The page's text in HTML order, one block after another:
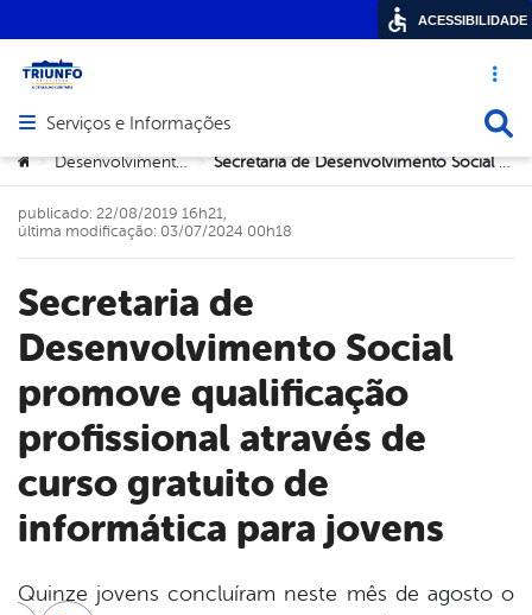
Acesso
Abrir menu principal de navegação
Serviços e Informações
Você está aqui:
> Desenvolvimento Social > Secretaria de Desenvolvimento Social promove qualificação profissional através de curso gratuito de informática para jovens
Secretaria de
Desenvolvimento Social
promove qualificação
profissional através de
curso gratuito de
informática para jovens
publicado: 22/08/2019 16h21,
última modificação: 03/07/2024 00h18
Quinze jovens concluíram neste mês de agosto o
ACESSIBILIDADE